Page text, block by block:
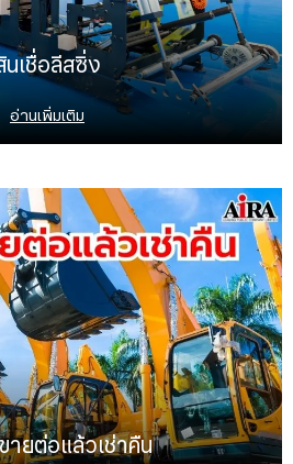
เชื่อลีสซิ่ง
อ่านเพิ่มเติม
ายต่อแล้วเช่าคืน